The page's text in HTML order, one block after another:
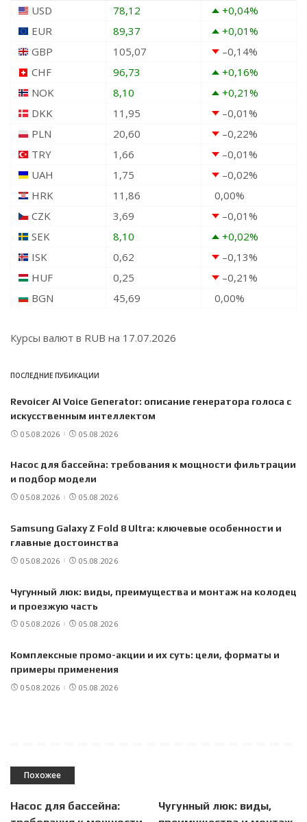
USD
78,12 +0,04%
EUR
89,37 +0,01%
GBP
105,07 –0,14%
CHF
96,73 +0,16%
NOK
8,10 +0,21%
DKK
11,95 –0,01%
PLN
20,60 –0,22%
TRY
1,66 –0,01%
UAH
1,75 –0,02%
HRK
11,86 0,00%
CZK
3,69 –0,01%
SEK
8,10 +0,02%
ISK
0,62 –0,13%
HUF
0,25 –0,21%
BGN
45,69 0,00%
Курсы валют в RUB на 17.07.2026
ПОСЛЕДНИЕ ПУБИКАЦИИ
Revoicer AI Voice Generator: описание генератора голоса с
искусственным интеллектом
05.08.2026 05.08.2026
Насос для бассейна: требования к мощности фильтрации
и подбор модели
05.08.2026 05.08.2026
Samsung Galaxy Z Fold 8 Ultra: ключевые особенности и
главные достоинства
05.08.2026 05.08.2026
Чугунный люк: виды, преимущества и монтаж на колодец
и проезжую часть
05.08.2026 05.08.2026
Комплексные промо-акции и их суть: цели, форматы и
примеры применения
05.08.2026 05.08.2026
Похожее
Насос для бассейна:
Чугунный люк: виды,